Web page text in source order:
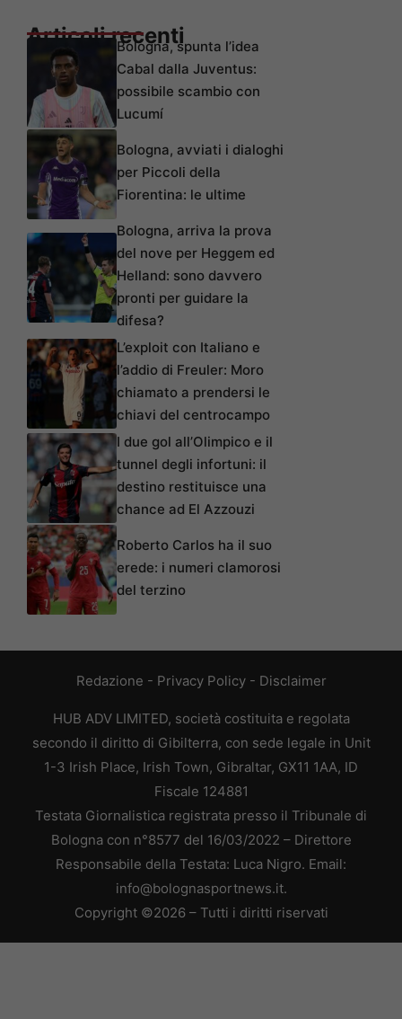
Articoli recentiBologna, spunta l’idea
Cabal dalla Juventus:
possibile scambio con
Lucumí
Bologna, avviati i dialoghi
per Piccoli della
Fiorentina: le ultime
Bologna, arriva la prova
del nove per Heggem ed
Helland: sono davvero
pronti per guidare la
difesa?
L’exploit con Italiano e
l’addio di Freuler: Moro
chiamato a prendersi le
chiavi del centrocampo
I due gol all’Olimpico e il
tunnel degli infortuni: il
destino restituisce una
chance ad El Azzouzi
Roberto Carlos ha il suo
erede: i numeri clamorosi
del terzino
Redazione - Privacy Policy- Disclaimer
HUB ADV LIMITED, società costituita e regolata
secondo il diritto di Gibilterra, con sede legale in Unit
1-3 Irish Place, Irish Town, Gibraltar, GX11 1AA, ID
Fiscale 124881
Testata Giornalistica registrata presso il Tribunale di
Bologna con n°8577 del 16/03/2022 – Direttore
Responsabile della Testata: Luca Nigro. Email:
info@bolognasportnews.it.
Copyright ©2026 – Tutti i diritti riservati